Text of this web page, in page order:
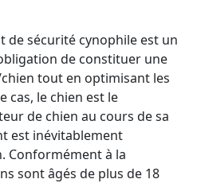
de sécurité cynophile est un
de constituer une
tout en optimisant les
cas, le chien est le
de chien au cours de sa
est inévitablement
Conformément à la
sont âgés de plus de 18